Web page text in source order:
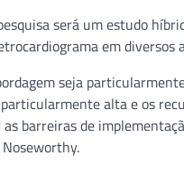
será um estudo
em diversos
seja
alta e os
barreiras de